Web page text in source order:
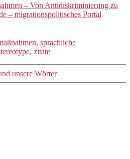
– Von Antidiskriminierung zu
– migrationspolitisches Portal
, sprachliche
, zitate
unsere Wörter